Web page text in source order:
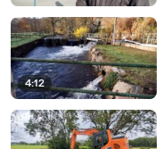
4:12